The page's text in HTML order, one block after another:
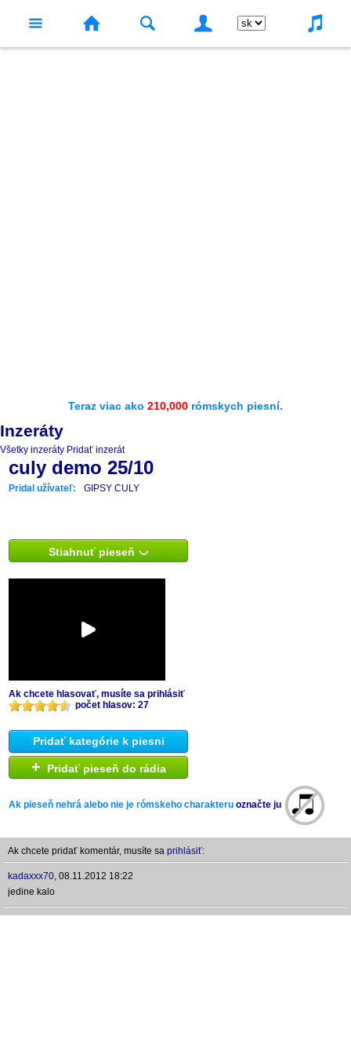
Teraz viac ako 210,000 rómskych piesní.
Inzeráty
Všetky inzeráty Pridať inzerát
culy demo 25/10
Pridal užívateľ: GIPSY CULY
Stiahnuť pieseň
Ak chcete hlasovať, musíte sa prihlásiť
počet hlasov: 27
Pridať kategórie k piesni
+ Pridať pieseň do rádia
Ak pieseň nehrá alebo nie je rómskeho charakteru označte ju
Ak chcete pridať komentár, musíte sa prihlásiť:
kadaxxx70, 08.11.2012 18:22
jedine kalo